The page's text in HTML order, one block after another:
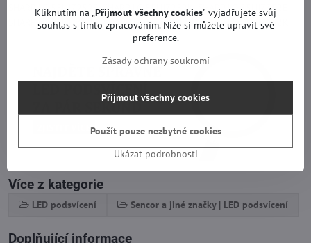
SHARP LC-55UI7252E, SHARP LC-55UI7252K, SHARP LC-55UI7352E,
SHARP LC-55UI7352K, SHARP LC-55UI7552E, SHARP LC-55UI7552K
Více z kategorie
LED podsvícení Sencor a jiné značky | LED podsvícení
Doplňující informace
Kliknutím na „Přijmout všechny cookies" vyjadřujete svůj
souhlas s tímto zpracováním. Níže si můžete upravit své
preference.
Zásady ochrany soukromí
Ukázat podrobnosti
Přijmout všechny cookies
Použít pouze nezbytné cookies